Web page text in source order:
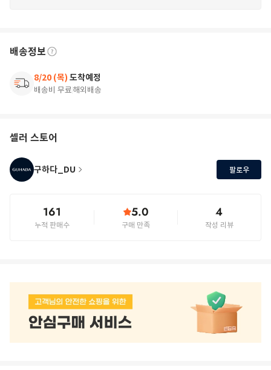
배송정보
8/20 (목) 도착예정
배송비 무료해외배송
셀러 스토어
구하다_DU 팔로우
161
누적 판매수
5.0
구매 만족
4
작성 리뷰